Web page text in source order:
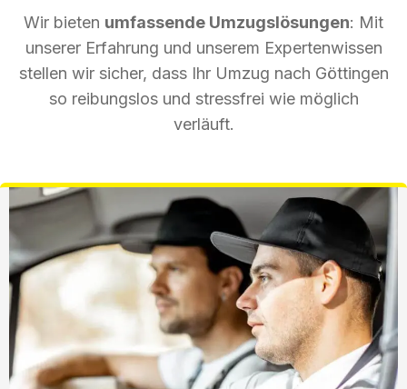
Wir bieten umfassende Umzugslösungen: Mit
unserer Erfahrung und unserem Expertenwissen
stellen wir sicher, dass Ihr Umzug nach Göttingen
so reibungslos und stressfrei wie möglich
verläuft.